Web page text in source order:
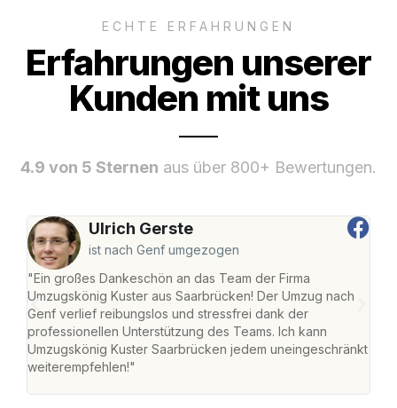
ECHTE ERFAHRUNGEN
Erfahrungen unserer
Kunden mit uns
4.9 von 5 Sternen aus über 800+ Bewertungen.
Ulrich Gerste
ist nach Genf umgezogen
"Ein großes Dankeschön an das Team der Firma
Umzugskönig Kuster aus Saarbrücken! Der Umzug nach
Genf verlief reibungslos und stressfrei dank der
professionellen Unterstützung des Teams. Ich kann
Umzugskönig Kuster Saarbrücken jedem uneingeschränkt
weiterempfehlen!"